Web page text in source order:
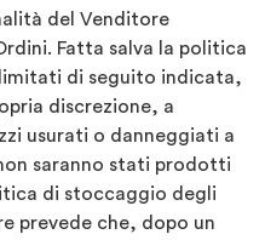
del Venditore
Fatta salva la politica
di seguito indicata,
discrezione, a
usurati o danneggiati a
saranno stati prodotti
di stoccaggio degli
prevede che, dopo un